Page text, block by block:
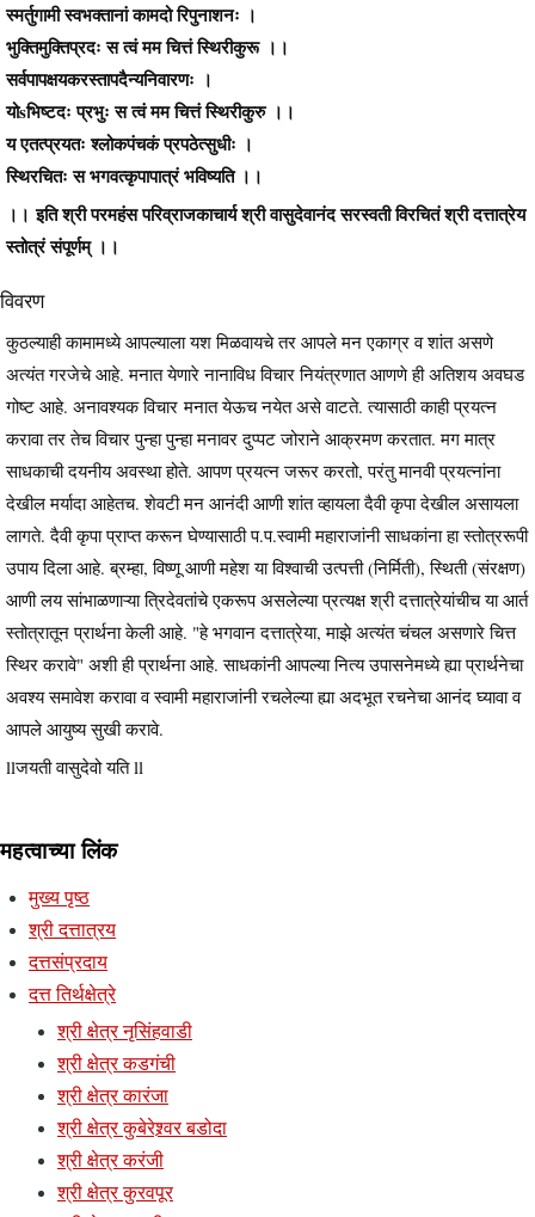
स्मर्तुगामी स्वभक्तानां कामदो रिपुनाशनः ।
भुक्तिमुक्तिप्रदः स त्वं मम चित्तं स्थिरीकुरू ।।
सर्वपापक्षयकरस्तापदैन्यनिवारणः ।
योsभिष्टदः प्रभुः स त्वं मम चित्तं स्थिरीकुरु ।।
य एतत्प्रयतः श्लोकपंचकं प्रपठेत्सुधीः ।
स्थिरचितः स भगवत्कृपापात्रं भविष्यति ।।
।। इति श्री परमहंस परिव्राजकाचार्य श्री वासुदेवानंद सरस्वती विरचितं श्री दत्तात्रेय
स्तोत्रं संपूर्णम् ।।
विवरण
कुठल्याही कामामध्ये आपल्याला यश मिळवायचे तर आपले मन एकाग्र व शांत असणे
अत्यंत गरजेचे आहे. मनात येणारे नानाविध विचार नियंत्रणात आणणे ही अतिशय अवघड
गोष्ट आहे. अनावश्यक विचार मनात येऊच नयेत असे वाटते. त्यासाठी काही प्रयत्न
करावा तर तेच विचार पुन्हा पुन्हा मनावर दुप्पट जोराने आक्रमण करतात. मग मात्र
साधकाची दयनीय अवस्था होते. आपण प्रयत्न जरूर करतो, परंतु मानवी प्रयत्नांना
देखील मर्यादा आहेतच. शेवटी मन आनंदी आणी शांत व्हायला दैवी कृपा देखील असायला
लागते. दैवी कृपा प्राप्त करून घेण्यासाठी प.प.स्वामी महाराजांनी साधकांना हा स्तोत्ररूपी
उपाय दिला आहे. ब्रम्हा, विष्णू आणी महेश या विश्वाची उत्पत्ती (निर्मिती), स्थिती (संरक्षण)
आणी लय सांभाळणाऱ्या त्रिदेवतांचे एकरूप असलेल्या प्रत्यक्ष श्री दत्तात्रेयांचीच या आर्त
स्तोत्रातून प्रार्थना केली आहे. "हे भगवान दत्तात्रेया, माझे अत्यंत चंचल असणारे चित्त
स्थिर करावे" अशी ही प्रार्थना आहे. साधकांनी आपल्या नित्य उपासनेमध्ये ह्या प्रार्थनेचा
अवश्य समावेश करावा व स्वामी महाराजांनी रचलेल्या ह्या अदभूत रचनेचा आनंद घ्यावा व
आपले आयुष्य सुखी करावे.
llजयती वासुदेवो यति ll
महत्वाच्या लिंक
मुख्य पृष्ठ
श्री दत्तात्रय
दत्तसंप्रदाय
दत्त तिर्थक्षेत्रे
श्री क्षेत्र नृसिंहवाडी
श्री क्षेत्र कडगंची
श्री क्षेत्र कारंजा
श्री क्षेत्र कुबेरेश्र्वर बडोदा
श्री क्षेत्र करंजी
श्री क्षेत्र कुरवपूर